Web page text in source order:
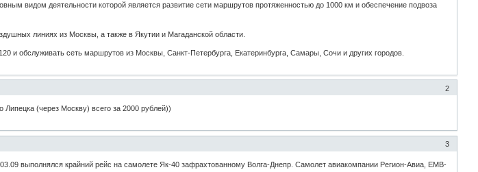
видом деятельности которой является развитие сети маршрутов протяженностью до 1000 км и обеспечение подвоза
линиях из Москвы, а также в Якутии и Магаданской области.
и обслуживать сеть маршрутов из Москвы, Санкт-Петербурга, Екатеринбурга, Самары, Сочи и других городов.
2
(через Москву) всего за 2000 рублей))
3
выполнялся крайний рейс на самолете Як-40 зафрахтованному Волга-Днепр. Самолет авиакомпании Регион-Авиа, EMB-